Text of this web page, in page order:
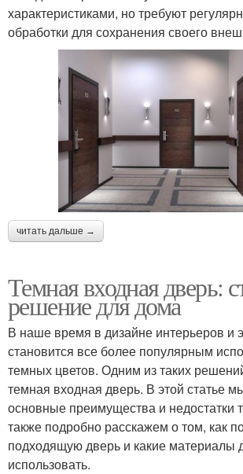
характеристиками, но требуют
обработки для сохранения своего
читать дальше →
Темная входная дверь:
решение для дома
В наше время в дизайне интерьеров и
становится все более популярным
темных цветов. Одним из таких
темная входная дверь. В этой статье
основные преимущества и недостатки
также подробно расскажем о том, как
подходящую дверь и какие материалы
использовать.